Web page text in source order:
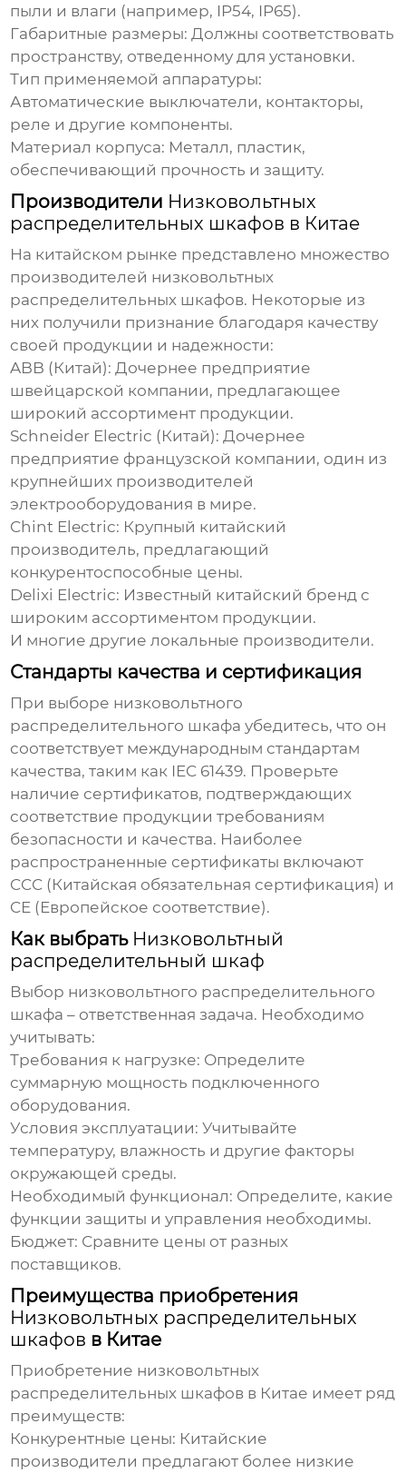
пыли и влаги (например, IP54, IP65).
Габаритные размеры: Должны соответствовать
пространству, отведенному для установки.
Тип применяемой аппаратуры:
Автоматические выключатели, контакторы,
реле и другие компоненты.
Материал корпуса: Металл, пластик,
обеспечивающий прочность и защиту.
Производители Низковольтных
распределительных шкафов в Китае
На китайском рынке представлено множество
производителей низковольтных
распределительных шкафов. Некоторые из
них получили признание благодаря качеству
своей продукции и надежности:
ABB (Китай): Дочернее предприятие
швейцарской компании, предлагающее
широкий ассортимент продукции.
Schneider Electric (Китай): Дочернее
предприятие французской компании, один из
крупнейших производителей
электрооборудования в мире.
Chint Electric: Крупный китайский
производитель, предлагающий
конкурентоспособные цены.
Delixi Electric: Известный китайский бренд с
широким ассортиментом продукции.
И многие другие локальные производители.
Стандарты качества и сертификация
При выборе низковольтного
распределительного шкафа убедитесь, что он
соответствует международным стандартам
качества, таким как IEC 61439. Проверьте
наличие сертификатов, подтверждающих
соответствие продукции требованиям
безопасности и качества. Наиболее
распространенные сертификаты включают
CCC (Китайская обязательная сертификация) и
CE (Европейское соответствие).
Как выбрать Низковольтный
распределительный шкаф
Выбор низковольтного распределительного
шкафа – ответственная задача. Необходимо
учитывать:
Требования к нагрузке: Определите
суммарную мощность подключенного
оборудования.
Условия эксплуатации: Учитывайте
температуру, влажность и другие факторы
окружающей среды.
Необходимый функционал: Определите, какие
функции защиты и управления необходимы.
Бюджет: Сравните цены от разных
поставщиков.
Преимущества приобретения
Низковольтных распределительных
шкафов в Китае
Приобретение низковольтных
распределительных шкафов в Китае имеет ряд
преимуществ:
Конкурентные цены: Китайские
производители предлагают более низкие